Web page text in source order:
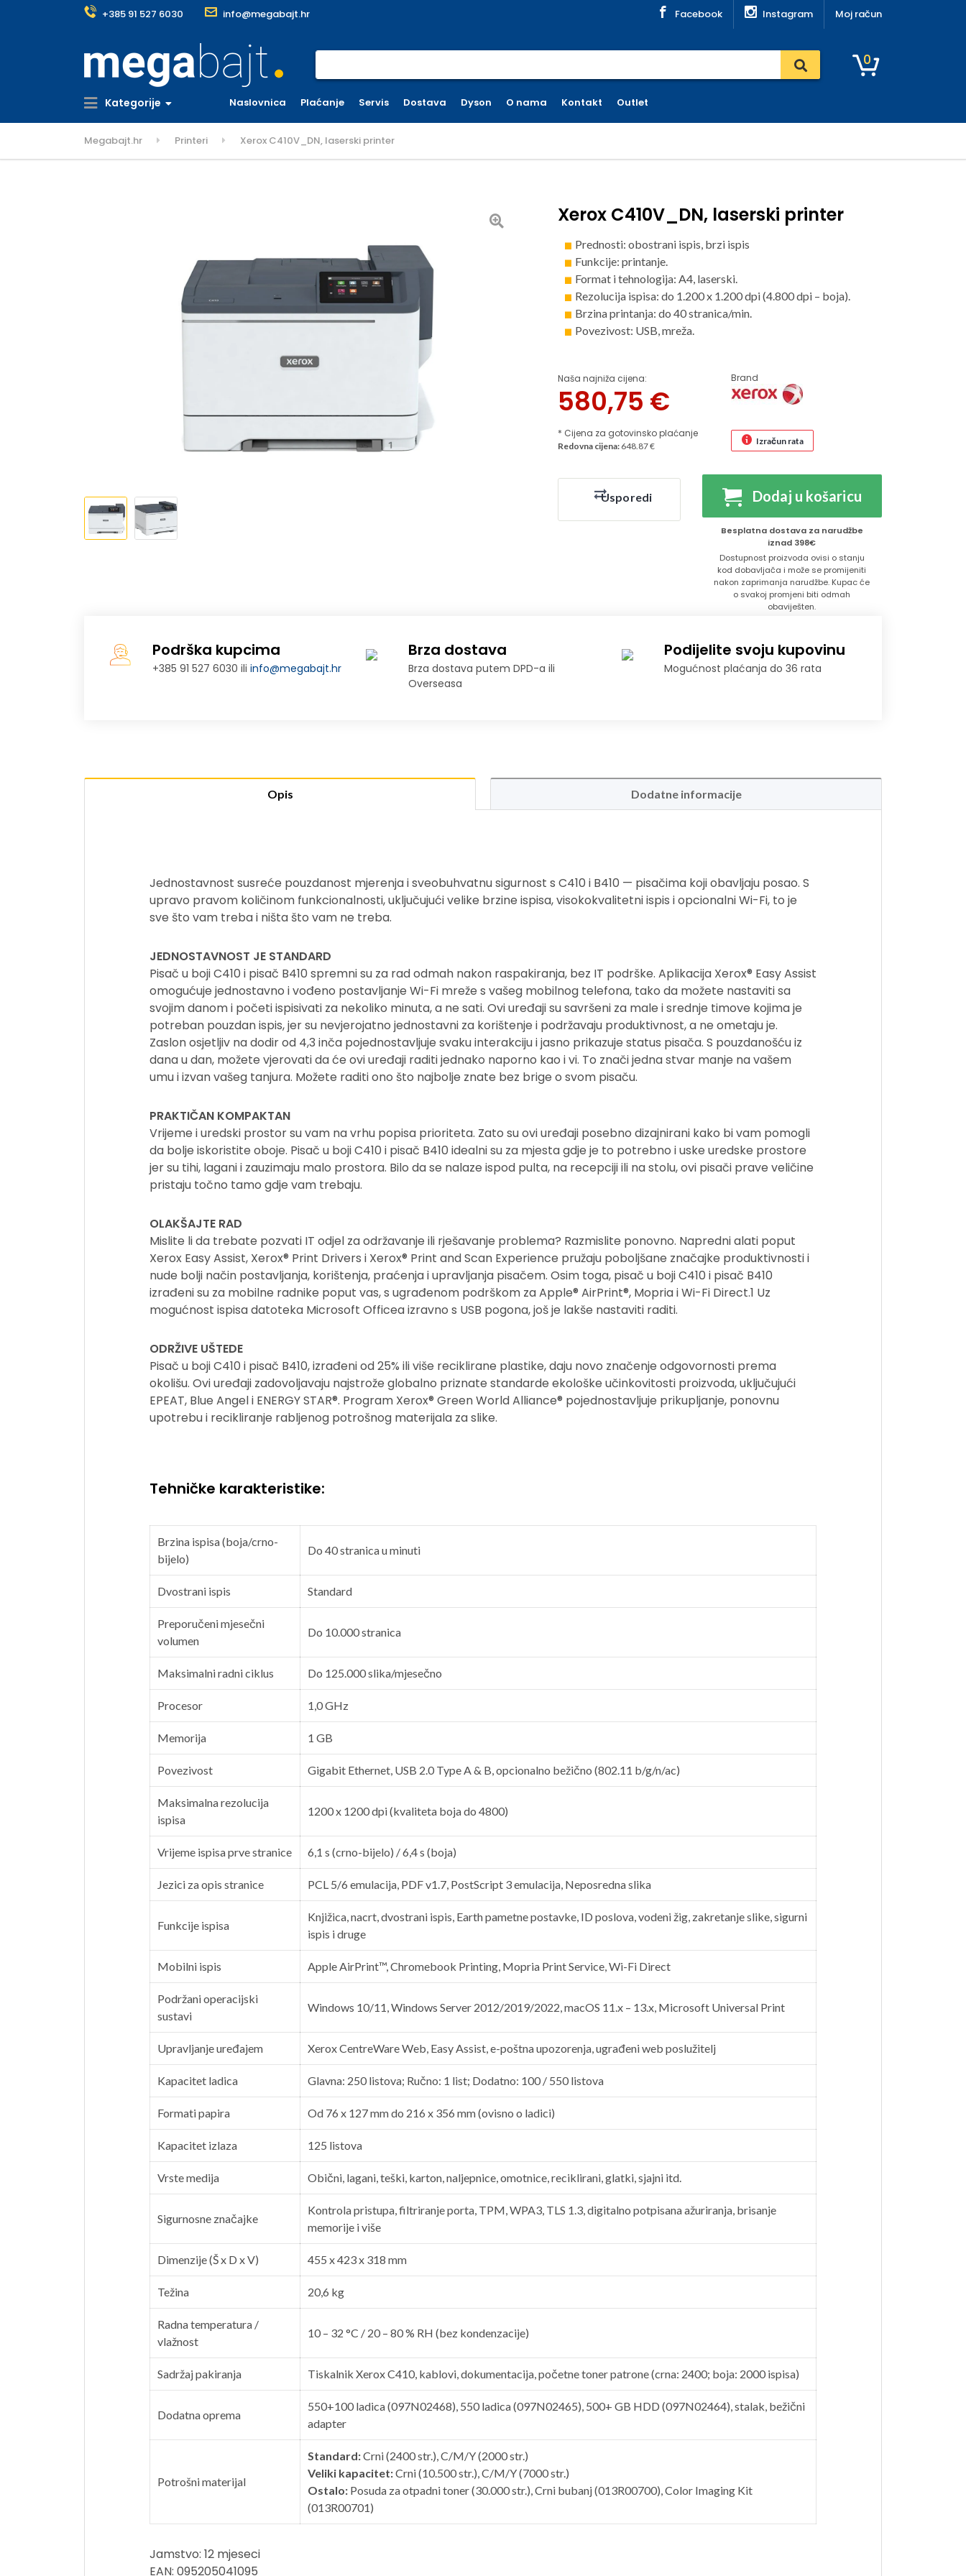
+385 91 527 6030 info@megabajt.hr Facebook Instagram Moj račun
0
Kategorije Naslovnica Plaćanje Servis Dostava Dyson O nama Kontakt Outlet
Megabajt.hr Printeri Xerox C410V_DN, laserski printer
Xerox C410V_DN, laserski printer
Prednosti: obostrani ispis, brzi ispis
Funkcije: printanje.
Format i tehnologija: A4, laserski.
Rezolucija ispisa: do 1.200 x 1.200 dpi (4.800 dpi – boja).
Brzina printanja: do 40 stranica/min.
Povezivost: USB, mreža.
Naša najniža cijena:
580,75 €
* Cijena za gotovinsko plaćanje
Brand
Redovna cijena: 648.87 € Izračun rata
Usporedi Dodaj u košaricu
Besplatna dostava za narudžbe
iznad 398€
Dostupnost proizvoda ovisi o stanju
kod dobavljača i može se promijeniti
nakon zaprimanja narudžbe. Kupac će
o svakoj promjeni biti odmah
obaviješten.
Podrška kupcima
+385 91 527 6030 iliinfo@megabajt.hr
Brza dostava
Brza dostava putem DPD-a ili
Overseasa
Podijelite svoju kupovinu
Mogućnost plaćanja do 36 rata
Opis Dodatne informacije
Jednostavnost susreće pouzdanost mjerenja i sveobuhvatnu sigurnost s C410 i B410 — pisačima koji obavljaju posao. S
upravo pravom količinom funkcionalnosti, uključujući velike brzine ispisa, visokokvalitetni ispis i opcionalni Wi-Fi, to je
sve što vam treba i ništa što vam ne treba.
JEDNOSTAVNOST JE STANDARD
Pisač u boji C410 i pisač B410 spremni su za rad odmah nakon raspakiranja, bez IT podrške. Aplikacija Xerox® Easy Assist
omogućuje jednostavno i vođeno postavljanje Wi-Fi mreže s vašeg mobilnog telefona, tako da možete nastaviti sa
svojim danom i početi ispisivati ​​za nekoliko minuta, a ne sati. Ovi uređaji su savršeni za male i srednje timove kojima je
potreban pouzdan ispis, jer su nevjerojatno jednostavni za korištenje i podržavaju produktivnost, a ne ometaju je.
Zaslon osjetljiv na dodir od 4,3 inča pojednostavljuje svaku interakciju i jasno prikazuje status pisača. S pouzdanošću iz
dana u dan, možete vjerovati da će ovi uređaji raditi jednako naporno kao i vi. To znači jedna stvar manje na vašem
umu i izvan vašeg tanjura. Možete raditi ono što najbolje znate bez brige o svom pisaču.
PRAKTIČAN KOMPAKTAN
Vrijeme i uredski prostor su vam na vrhu popisa prioriteta. Zato su ovi uređaji posebno dizajnirani kako bi vam pomogli
da bolje iskoristite oboje. Pisač u boji C410 i pisač B410 idealni su za mjesta gdje je to potrebno i uske uredske prostore
jer su tihi, lagani i zauzimaju malo prostora. Bilo da se nalaze ispod pulta, na recepciji ili na stolu, ovi pisači prave veličine
pristaju točno tamo gdje vam trebaju.
OLAKŠAJTE RAD
Mislite li da trebate pozvati IT odjel za održavanje ili rješavanje problema? Razmislite ponovno. Napredni alati poput
Xerox Easy Assist, Xerox® Print Drivers i Xerox® Print and Scan Experience pružaju poboljšane značajke produktivnosti i
nude bolji način postavljanja, korištenja, praćenja i upravljanja pisačem. Osim toga, pisač u boji C410 i pisač B410
izrađeni su za mobilne radnike poput vas, s ugrađenom podrškom za Apple® AirPrint®, Mopria i Wi-Fi Direct.1 Uz
mogućnost ispisa datoteka Microsoft Officea izravno s USB pogona, još je lakše nastaviti raditi.
ODRŽIVE UŠTEDE
Pisač u boji C410 i pisač B410, izrađeni od 25% ili više reciklirane plastike, daju novo značenje odgovornosti prema
okolišu. Ovi uređaji zadovoljavaju najstrože globalno priznate standarde ekološke učinkovitosti proizvoda, uključujući
EPEAT, Blue Angel i ENERGY STAR®. Program Xerox® Green World Alliance® pojednostavljuje prikupljanje, ponovnu
upotrebu i recikliranje rabljenog potrošnog materijala za slike.
Tehničke karakteristike:
Brzina ispisa (boja/crno-
bijelo)
Do 40 stranica u minuti
Dvostrani ispis Standard
Preporučeni mjesečni
volumen
Do 10.000 stranica
Maksimalni radni ciklus Do 125.000 slika/mjesečno
Procesor 1,0 GHz
Memorija 1 GB
Povezivost Gigabit Ethernet, USB 2.0 Type A & B, opcionalno bežično (802.11 b/g/n/ac)
Maksimalna rezolucija
ispisa
1200 x 1200 dpi (kvaliteta boja do 4800)
Vrijeme ispisa prve stranice 6,1 s (crno-bijelo) / 6,4 s (boja)
Jezici za opis stranice PCL 5/6 emulacija, PDF v1.7, PostScript 3 emulacija, Neposredna slika
Funkcije ispisa
Knjižica, nacrt, dvostrani ispis, Earth pametne postavke, ID poslova, vodeni žig, zakretanje slike, sigurni
ispis i druge
Mobilni ispis Apple AirPrint™, Chromebook Printing, Mopria Print Service, Wi-Fi Direct
Podržani operacijski
sustavi
Windows 10/11, Windows Server 2012/2019/2022, macOS 11.x – 13.x, Microsoft Universal Print
Upravljanje uređajem Xerox CentreWare Web, Easy Assist, e-poštna upozorenja, ugrađeni web poslužitelj
Kapacitet ladica Glavna: 250 listova; Ručno: 1 list; Dodatno: 100 / 550 listova
Formati papira Od 76 x 127 mm do 216 x 356 mm (ovisno o ladici)
Kapacitet izlaza 125 listova
Vrste medija Obični, lagani, teški, karton, naljepnice, omotnice, reciklirani, glatki, sjajni itd.
Sigurnosne značajke
Kontrola pristupa, filtriranje porta, TPM, WPA3, TLS 1.3, digitalno potpisana ažuriranja, brisanje
memorije i više
Dimenzije (Š x D x V) 455 x 423 x 318 mm
Težina 20,6 kg
Radna temperatura /
vlažnost
10 – 32 °C / 20 – 80 % RH (bez kondenzacije)
Sadržaj pakiranja Tiskalnik Xerox C410, kablovi, dokumentacija, početne toner patrone (crna: 2400; boja: 2000 ispisa)
Dodatna oprema
550+100 ladica (097N02468), 550 ladica (097N02465), 500+ GB HDD (097N02464), stalak, bežični
adapter
Potrošni materijal
Standard:Crni (2400 str.), C/M/Y (2000 str.)
Veliki kapacitet:Crni (10.500 str.), C/M/Y (7000 str.)
Ostalo: Posuda za otpadni toner (30.000 str.), Crni bubanj (013R00700), Color Imaging Kit
(013R00701)
Jamstvo: 12 mjeseci
EAN: 095205041095